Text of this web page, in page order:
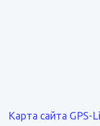
Карта сайта GPS-